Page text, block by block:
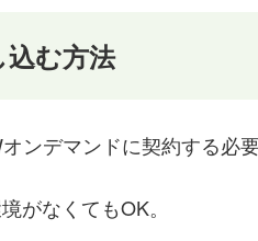
む方法
ンデマンドに契約する必要
がなくてもOK。